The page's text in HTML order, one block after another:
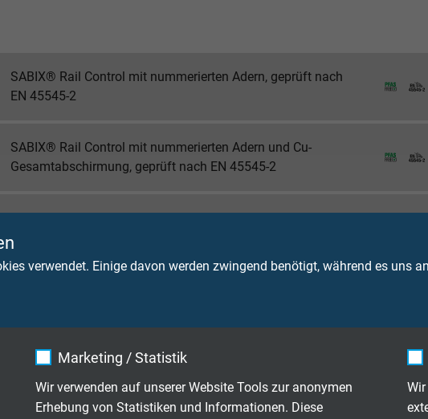
verwendet. Einige davon werden zwingend benötigt, während es uns
Marketing / Statistik
Wir verwenden auf unserer Website Tools zur anonymen
Erhebung von Statistiken und Informationen. Diese
SABIX® Rail Control mit nummerierten Adern, geprüft nach
EN 45545-2
SABIX® Rail Control mit nummerierten Adern und Cu-
Gesamtabschirmung, geprüft nach EN 45545-2
SABIX® Rail Data paarverseilt mit Cu-Gesamtabschirmung,